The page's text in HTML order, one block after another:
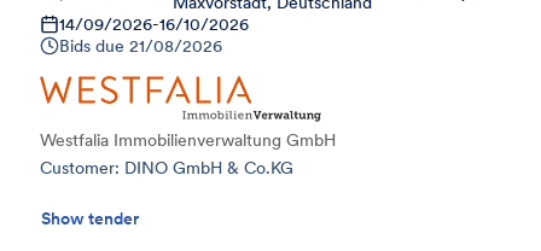
14/09/2026-16/10/2026
Bids due 21/08/2026
Westfalia Immobilienverwaltung GmbH
Customer: DINO GmbH & Co.KG
Show tender